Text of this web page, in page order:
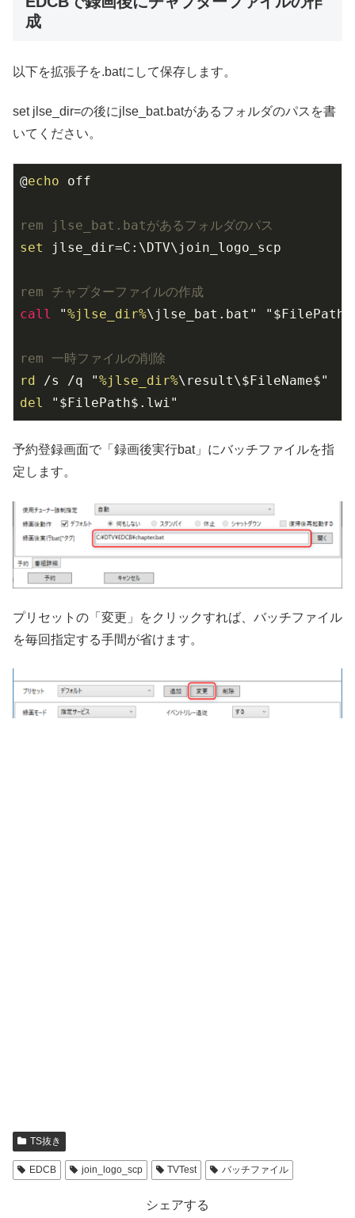
成
以下を拡張子を.batにして保存します。
set jlse_dir=の後にjlse_bat.batがあるフォルダのパスを書
いてください。
@echo
rem jlse_bat.batがあるフォルダのパス
set
rem チャプターファイルの作成
call
"%jlse_dir%
rem 一時ファイルの削除
rd /s /q "%jlse_dir%
del
"$FilePath$.lwi"
予約登録画面で「録画後実行bat」にバッチファイルを指
定します。
プリセットの「変更」をクリックすれば、バッチファイル
を毎回指定する手間が省けます。
TS抜き
EDCB join_logo_scp TVTest バッチファイル
シェアする